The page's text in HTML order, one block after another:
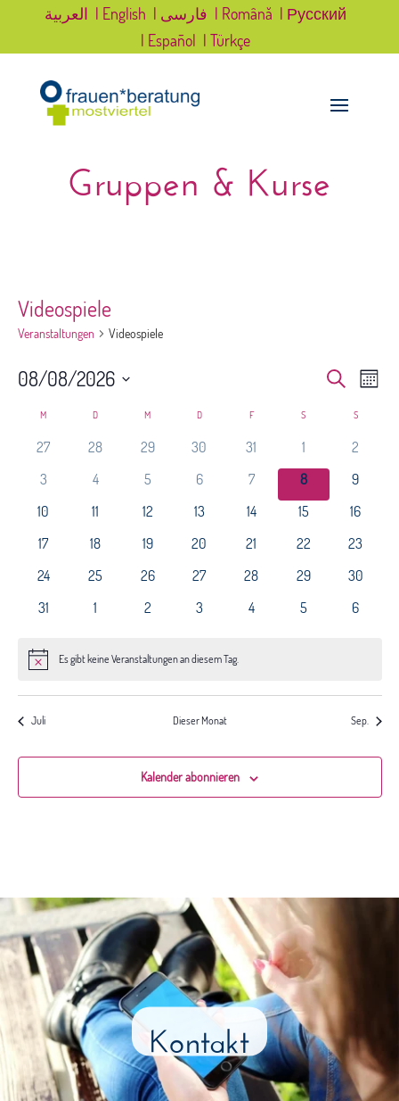
العربية | English | فارسی | Română | Русский
| Español | Türkçe
Gruppen & Kurse
Videospiele
Veranstaltungen Videospiele
Suche
und
Suche Monat
08/08/2026
wählen.Kalender
von
Veranstaltungen
M D M DDONNERSTAGFFREITAG S SSONNTAG
27 28 29 30 31 1
2
3
4 5 6 7 8
9
10
11 12 13 14 15
16
17
18 19 20 21 22
23
24
25 26 27 28 29
30
31
1 2 3 4 5 6
Hinweis Es gibt keine Veranstaltungen an diesem Tag.
Juli Dieser Monat Sep.
Kalender abonnieren
Kontakt